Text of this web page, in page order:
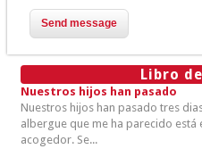
Libro
Nuestros hijos han pasado
Nuestros hijos han pasado tres
albergue que me ha parecido
acogedor. Se...